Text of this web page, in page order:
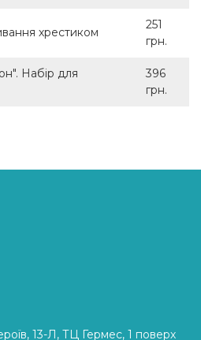
хрестиком
251
грн.
Набір для
396
грн.
13-Л, ТЦ Гермес, 1 поверх